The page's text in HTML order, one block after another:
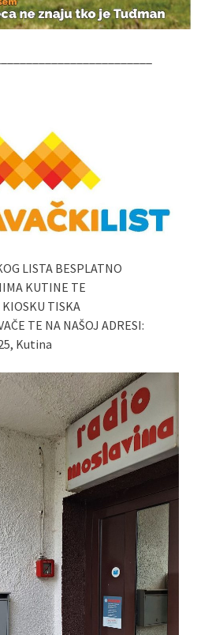
LISTA BESPLATNO
KUTINE TE
TISKA
TE NA NAŠOJ ADRESI:
Kutina